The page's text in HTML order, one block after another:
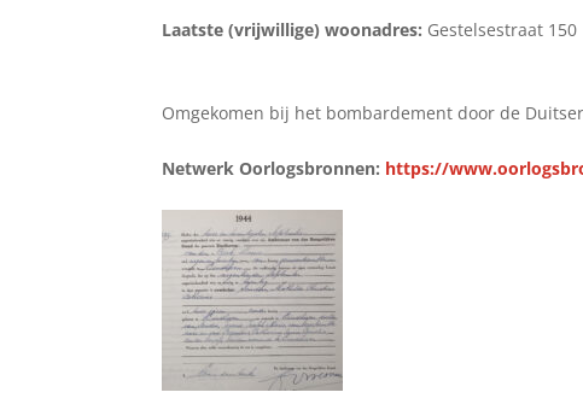
Laatste (vrijwillige) woonadres: Gestelsestraat 150
Omgekomen bij het bombardement door de
Netwerk Oorlogsbronnen: https://